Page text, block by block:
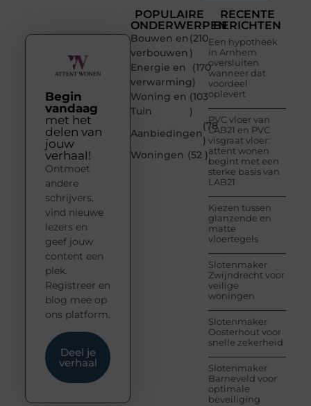
POPULAIRE
ONDERWERPEN
Bouwen en
verbouwen
(210
)
Energie en
verwarming
(170
)
Woning en
Tuin
(103
)
Aanbiedingen
(78
)
Woningen (52 )
RECENTE
BERICHTEN
Een hypotheek
in Arnhem
oversluiten
wanneer dat
voordeel
oplevert
PVC vloer van
LAB21 en PVC
visgraat vloer:
attent wonen
begint met een
sterke basis van
LAB21
Kiezen tussen
glanzende en
matte
vloertegels
Slotenmaker
Zwijndrecht voor
veilige
woningen
Slotenmaker
Oosterhout voor
snelle zekerheid
Slotenmaker
Barneveld voor
optimale
beveiliging
Begin
vandaag
met het
delen van
jouw
verhaal!
Ontmoet
andere
schrijvers,
vind nieuwe
lezers en
geef jouw
content een
plek.
Registreer en
blog mee op
ons platform.
Deel je
verhaal